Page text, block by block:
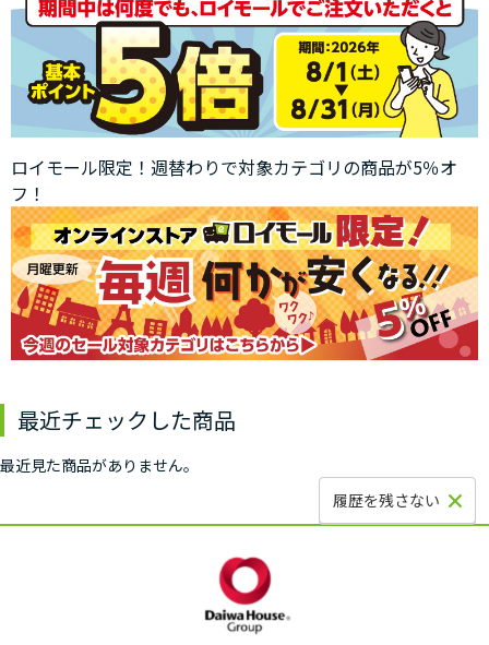
ロイモール限定！週替わりで対象カテゴリの商品が5％オ
フ！
最近チェックした商品
最近見た商品がありません。
履歴を残さない